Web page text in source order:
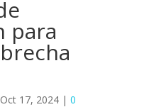
para
Oct 17, 2024| 0